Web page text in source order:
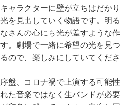
ャラクターに壁が立ちはだかり
を見出していく物語です。明る
さんの心にも光が差すような作
。劇場で一緒に希望の光を見つ
ので、楽しみにしていてくださ
盤、コロナ禍で上演する可能性
た音楽ではなく生バンドが必要